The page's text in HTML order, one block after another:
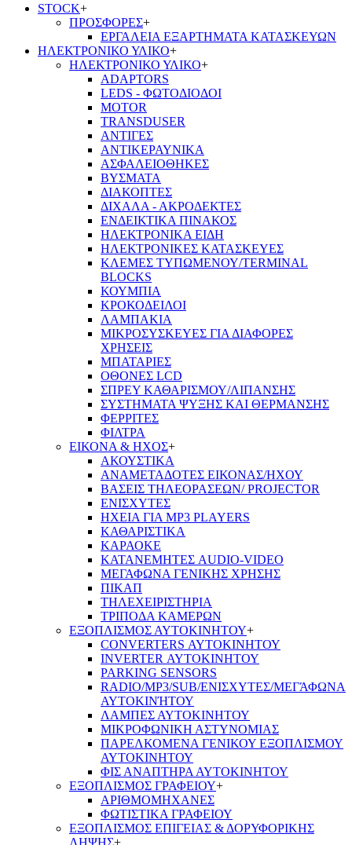
STOCK+
ΠΡΟΣΦΟΡΕΣ+
ΕΡΓΑΛΕΙΑ ΕΞΑΡΤΗΜΑΤΑ ΚΑΤΑΣΚΕΥΩΝ
ΗΛΕΚΤΡΟΝΙΚΟ ΥΛΙΚΟ+
ΗΛΕΚΤΡΟΝΙΚΟ ΥΛΙΚΟ+
ADAPTORS
LEDS - ΦΩΤΟΔΙΟΔΟΙ
MOTOR
TRANSDUSER
ΑΝΤΙΓΕΣ
ΑΝΤΙΚΕΡΑΥΝΙΚΑ
ΑΣΦΑΛΕΙΟΘΗΚΕΣ
ΒΥΣΜΑΤΑ
ΔΙΑΚΟΠΤΕΣ
ΔΙΧΑΛΑ - ΑΚΡΟΔΕΚΤΕΣ
ΕΝΔΕΙΚΤΙΚΑ ΠΙΝΑΚΟΣ
ΗΛΕΚΤΡΟΝΙΚΑ ΕΙΔΗ
ΗΛΕΚΤΡΟΝΙΚΕΣ ΚΑΤΑΣΚΕΥΕΣ
ΚΛΕΜΕΣ ΤΥΠΩΜΕΝΟΥ/TERMINAL
BLOCKS
ΚΟΥΜΠΙΑ
ΚΡΟΚΟΔΕΙΛΟΙ
ΛΑΜΠΑΚΙΑ
ΜΙΚΡΟΣΥΣΚΕΥΕΣ ΓΙΑ ΔΙΑΦΟΡΕΣ
ΧΡΗΣΕΙΣ
ΜΠΑΤΑΡΙΕΣ
ΟΘΟΝΕΣ LCD
ΣΠΡΕΥ ΚΑΘΑΡΙΣΜΟΥ/ΛΙΠΑΝΣΗΣ
ΣΥΣΤΗΜΑΤΑ ΨΥΞΗΣ ΚΑΙ ΘΕΡΜΑΝΣΗΣ
ΦΕΡΡΙΤΕΣ
ΦΙΛΤΡΑ
ΕΙΚΟΝΑ & ΗΧΟΣ+
ΑΚΟΥΣΤΙΚΑ
ΑΝΑΜΕΤΑΔΟΤΕΣ ΕΙΚΟΝΑΣ/ΗΧΟΥ
ΒΑΣΕΙΣ ΤΗΛΕOΡΑΣΕΩΝ/ PROJECTOR
ΕΝΙΣΧΥΤΕΣ
ΗΧΕΙΑ ΓΙΑ MP3 PLAYERS
ΚΑΘΑΡΙΣΤΙΚΑ
ΚΑΡΑΟΚΕ
ΚΑΤΑΝΕΜΗΤΕΣ AUDIO-VIDEO
ΜΕΓΑΦΩΝΑ ΓΕΝΙΚΗΣ ΧΡΗΣΗΣ
ΠΙΚΑΠ
ΤΗΛΕΧΕΙΡΙΣΤΗΡΙΑ
ΤΡΙΠΟΔΑ ΚΑΜΕΡΩΝ
ΕΞΟΠΛΙΣΜΟΣ ΑΥΤΟΚΙΝΗΤΟΥ+
CONVERTERS ΑΥΤΟΚΙΝΗΤΟΥ
INVERTER ΑΥΤΟΚΙΝΗΤΟΥ
PARKING SENSORS
RADIO/MP3/SUB/ΕΝΙΣΧΥΤΕΣ/ΜΕΓΆΦΩΝΑ
ΑΥΤΟΚΙΝΉΤΟΥ
ΛΑΜΠΕΣ ΑΥΤΟΚΙΝΗΤΟΥ
ΜΙΚΡΟΦΩΝΙΚΗ ΑΣΤΥΝΟΜΙΑΣ
ΠΑΡΕΛΚΟΜΕΝΑ ΓΕΝΙΚΟΥ ΕΞΟΠΛΙΣΜΟΥ
ΑΥΤΟΚΙΝΗΤΟΥ
ΦΙΣ ΑΝΑΠΤΗΡΑ ΑΥΤΟΚΙΝΗΤΟΥ
ΕΞΟΠΛΙΣΜΟΣ ΓΡΑΦΕΙΟΥ+
ΑΡΙΘΜΟΜΗΧΑΝΕΣ
ΦΩΤΙΣΤΙΚΑ ΓΡΑΦΕΙΟΥ
ΕΞΟΠΛΙΣΜΟΣ ΕΠΙΓΕΙΑΣ & ΔΟΡΥΦΟΡΙΚΗΣ
ΛΗΨΗΣ+